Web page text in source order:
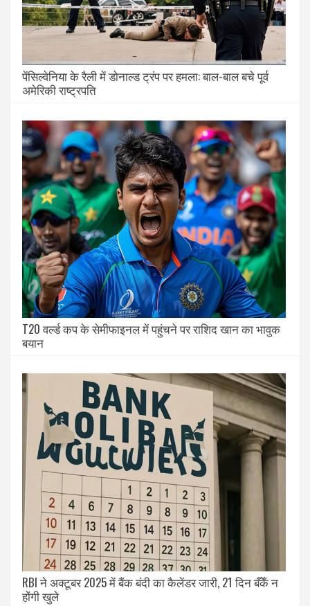
पेंसिल्वेनिया के रैली में डोनाल्ड ट्रंप पर हमला: बाल-बाल बचे पूर्व
अमेरिकी राष्ट्रपति
T20 वर्ल्ड कप के सेमीफाइनल में पहुंचने पर राशिद खान का भावुक
बयान
RBI ने अक्टूबर 2025 में बैंक बंदी का कैलेंडर जारी, 21 दिन बँकेँ न
होंगी खुले